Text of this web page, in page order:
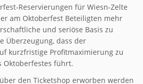
Reservierungen für Wiesn-Zelte
am Oktoberfest Beteiligten mehr
und seriöse Basis zu
Überzeugung, dass der
kurzfristige Profitmaximierung zu
Oktoberfestes führt.
den Ticketshop erworben werden